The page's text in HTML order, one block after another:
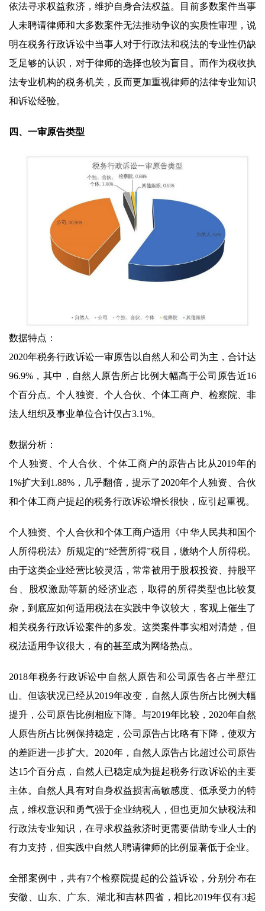
依法寻求权益救济，维护自身合法权益。目前多数案件当事
人未聘请律师和大多数案件无法推动争议的实质性审理，说
明在税务行政诉讼中当事人对于行政法和税法的专业性仍缺
乏足够的认识，对于律师的选择也较为盲目。而作为税收执
法专业机构的税务机关，反而更加重视律师的法律专业知识
和诉讼经验。
四、一审原告类型
数据特点：
2020年税务行政诉讼一审原告以自然人和公司为主，合计达
96.9%，其中，自然人原告所占比例大幅高于公司原告近16
个百分点。个人独资、个人合伙、个体工商户、检察院、非
法人组织及事业单位合计仅占3.1%。
数据分析：
个人独资、个人合伙、个体工商户的原告占比从2019年的
1%扩大到1.88%，几乎翻倍，提示了2020年个人独资、合伙
和个体工商户提起的税务行政诉讼增长很快，应引起重视。
个人独资、个人合伙和个体工商户适用《中华人民共和国个
人所得税法》所规定的“经营所得”税目，缴纳个人所得税。
由于这类企业经营比较灵活，常常被用于股权投资、持股平
台、股权激励等新的经济业态，取得的所得类型也比较复
杂，到底应如何适用税法在实践中争议较大，客观上催生了
相关税务行政诉讼案件的多发。这类案件事实相对清楚，但
税法适用争议很大，有的甚至成为网络热点。
2018年税务行政诉讼中自然人原告和公司原告各占半壁江
山。但该状况已经从2019年改变，自然人原告所占比例大幅
提升，公司原告比例相应下降。与2019年比较，2020年自然
人原告所占比例保持稳定，公司原告占比略有下降，使双方
的差距进一步扩大。2020年，自然人原告占比超过公司原告
达15个百分点，自然人已稳定成为提起税务行政诉讼的主要
主体。自然人具有对自身权益损害高敏感度、低承受力的特
点，维权意识和勇气强于企业纳税人，但也更加欠缺税法和
行政法专业知识，在寻求权益救济时更需要借助专业人士的
有力支持，但实践中自然人聘请律师的比例显著低于企业。
全部案例中，共有7个检察院提起的公益诉讼，分别分布在
安徽、山东、广东、湖北和吉林四省，相比2019年仅有3起